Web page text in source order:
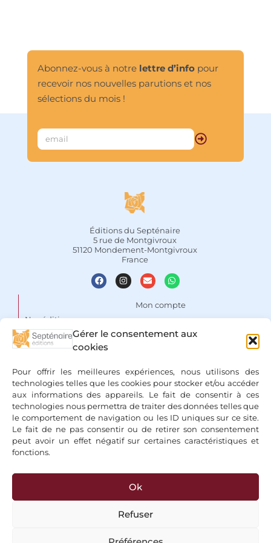
Gérer le consentement aux
cookies
Pour offrir les meilleures expériences, nous utilisons des
technologies telles que les cookies pour stocker et/ou accéder
aux informations des appareils. Le fait de consentir à ces
technologies nous permettra de traiter des données telles que
le comportement de navigation ou les ID uniques sur ce site.
Le fait de ne pas consentir ou de retirer son consentement
peut avoir un effet négatif sur certaines caractéristiques et
fonctions.
Ok
Refuser
Abonnez-vous à notre lettre d’infopour
recevoir nos nouvelles parutions et nos
sélections du mois !
Éditions du Septénaire
5 rue de Montgivroux
51120 Mondement-Montgivroux
France
Nos éditions
Auteurs
Espace libraires
Nous contacter
Mon compte
Conditions Générales de
Vente
Mentions légales & Politique
de confidentialité
+ Bancontact, Klarna, Paypal